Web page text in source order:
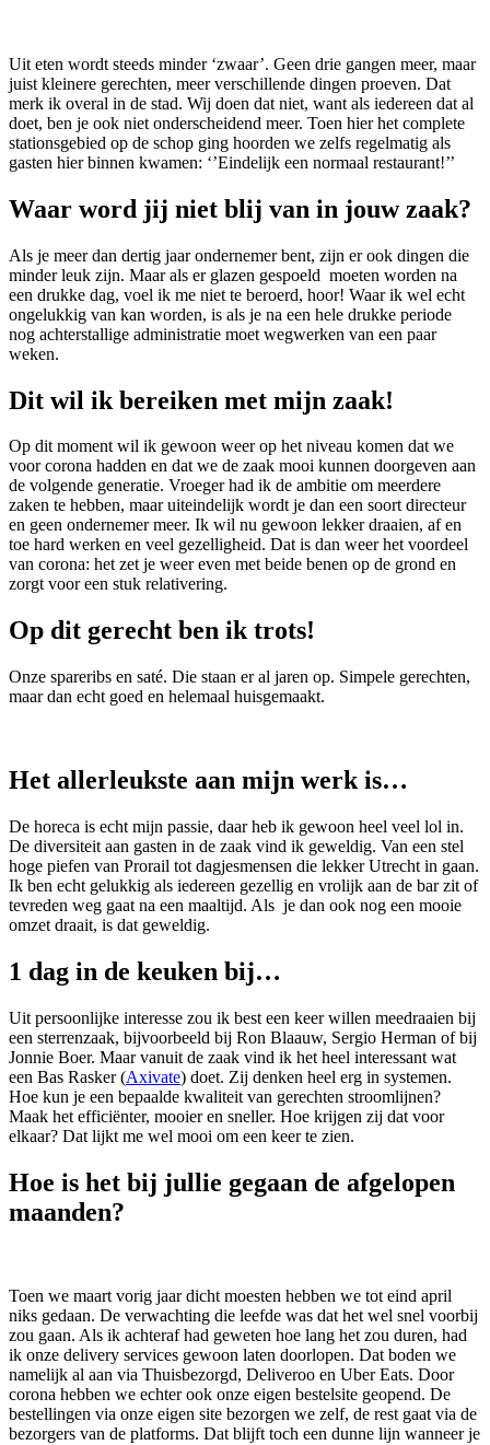
Uit eten wordt steeds minder ‘zwaar’. Geen drie gangen meer, maar
juist kleinere gerechten, meer verschillende dingen proeven. Dat
merk ik overal in de stad. Wij doen dat niet, want als iedereen dat al
doet, ben je ook niet onderscheidend meer. Toen hier het complete
stationsgebied op de schop ging hoorden we zelfs regelmatig als
gasten hier binnen kwamen: ‘’Eindelijk een normaal restaurant!’’
Waar word jij niet blij van in jouw zaak?
Als je meer dan dertig jaar ondernemer bent, zijn er ook dingen die
minder leuk zijn. Maar als er glazen gespoeld moeten worden na
een drukke dag, voel ik me niet te beroerd, hoor! Waar ik wel echt
ongelukkig van kan worden, is als je na een hele drukke periode
nog achterstallige administratie moet wegwerken van een paar
weken.
Dit wil ik bereiken met mijn zaak!
Op dit moment wil ik gewoon weer op het niveau komen dat we
voor corona hadden en dat we de zaak mooi kunnen doorgeven aan
de volgende generatie. Vroeger had ik de ambitie om meerdere
zaken te hebben, maar uiteindelijk wordt je dan een soort directeur
en geen ondernemer meer. Ik wil nu gewoon lekker draaien, af en
toe hard werken en veel gezelligheid. Dat is dan weer het voordeel
van corona: het zet je weer even met beide benen op de grond en
zorgt voor een stuk relativering.
Op dit gerecht ben ik trots!
Onze spareribs en saté. Die staan er al jaren op. Simpele gerechten,
maar dan echt goed en helemaal huisgemaakt.
Het allerleukste aan mijn werk is…
De horeca is echt mijn passie, daar heb ik gewoon heel veel lol in.
De diversiteit aan gasten in de zaak vind ik geweldig. Van een stel
hoge piefen van Prorail tot dagjesmensen die lekker Utrecht in gaan.
Ik ben echt gelukkig als iedereen gezellig en vrolijk aan de bar zit of
tevreden weg gaat na een maaltijd. Als je dan ook nog een mooie
omzet draait, is dat geweldig.
1 dag in de keuken bij…
Uit persoonlijke interesse zou ik best een keer willen meedraaien bij
een sterrenzaak, bijvoorbeeld bij Ron Blaauw, Sergio Herman of bij
Jonnie Boer. Maar vanuit de zaak vind ik het heel interessant wat
een Bas Rasker (Axivate) doet. Zij denken heel erg in systemen.
Hoe kun je een bepaalde kwaliteit van gerechten stroomlijnen?
Maak het efficiënter, mooier en sneller. Hoe krijgen zij dat voor
elkaar? Dat lijkt me wel mooi om een keer te zien.
Hoe is het bij jullie gegaan de afgelopen
maanden?
Toen we maart vorig jaar dicht moesten hebben we tot eind april
niks gedaan. De verwachting die leefde was dat het wel snel voorbij
zou gaan. Als ik achteraf had geweten hoe lang het zou duren, had
ik onze delivery services gewoon laten doorlopen. Dat boden we
namelijk al aan via Thuisbezorgd, Deliveroo en Uber Eats. Door
corona hebben we echter ook onze eigen bestelsite geopend. De
bestellingen via onze eigen site bezorgen we zelf, de rest gaat via de
bezorgers van de platforms. Dat blijft toch een dunne lijn wanneer je